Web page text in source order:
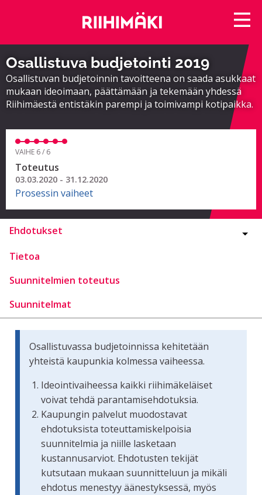
Osallistuva budjetointi 2019
Osallistuvan budjetoinnin tavoitteena on saada asukkaat
mukaan ideoimaan, päättämään ja tekemään yhdessä
Riihimäestä entistäkin parempi ja toimivampi kotipaikka.
VAIHE 6 / 6
Toteutus
03.03.2020 - 31.12.2020
Prosessin vaiheet
Ehdotukset
Tietoa
Suunnitelmien toteutus
Suunnitelmat
Osallistuvassa budjetoinnissa kehitetään
yhteistä kaupunkia kolmessa vaiheessa.
Ideointivaiheessa kaikki riihimäkeläiset
voivat tehdä parantamisehdotuksia.
Kaupungin palvelut muodostavat
ehdotuksista toteuttamiskelpoisia
suunnitelmia ja niille lasketaan
kustannusarviot. Ehdotusten tekijät
kutsutaan mukaan suunnitteluun ja mikäli
ehdotus menestyy äänestyksessä, myös